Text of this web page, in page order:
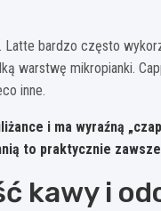
Latte bardzo często
warstwę mikropianki.
inne.
i ma wyraźną
to praktycznie
kawy i